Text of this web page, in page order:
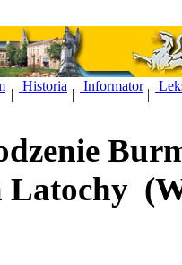
|
Historia
|
Informator
|
Latochy